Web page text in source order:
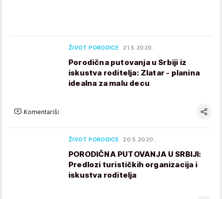
ŽIVOT PORODICE 21.5.2020.
Porodična putovanja u Srbiji iz
iskustva roditelja: Zlatar - planina
idealna za malu decu
Komentariši
ŽIVOT PORODICE 20.5.2020.
PORODIČNA PUTOVANJA U SRBIJI:
Predlozi turističkih organizacija i
iskustva roditelja